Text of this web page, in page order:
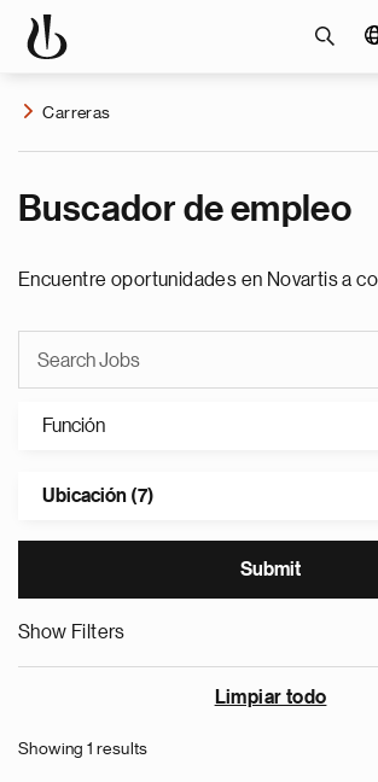
Carreras
Buscador de empleo
Encuentre oportunidades en Novartis a
Función
Ubicación (7)
Show Filters
Limpiar todo
Showing 1 results